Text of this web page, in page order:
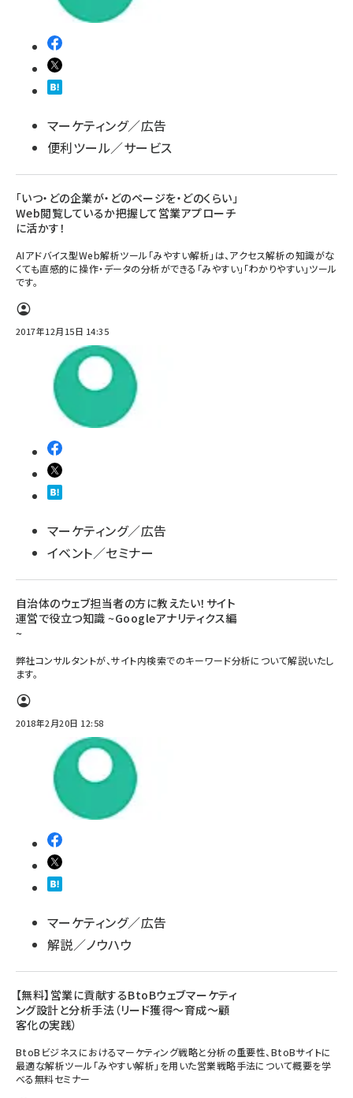
マーケティング／広告
便利ツール／サービス
「いつ・どの企業が・どのページを・どのくらい」
Web閲覧しているか把握して営業アプローチ
に活かす！
AIアドバイス型Web解析ツール「みやすい解析」は、アクセス解析の知識がな
くても直感的に操作・データの分析ができる「みやすい」「わかりやすい」ツール
です。
2017年12月15日 14:35
マーケティング／広告
イベント／セミナー
自治体のウェブ担当者の方に教えたい！サイト
運営で役立つ知識 ~Googleアナリティクス編
~
弊社コンサルタントが、サイト内検索でのキーワード分析について解説いたし
ます。
2018年2月20日 12:58
マーケティング／広告
解説／ノウハウ
【無料】営業に貢献するBtoBウェブマーケティ
ング設計と分析手法（リード獲得～育成～顧
客化の実践）
BtoBビジネスにおけるマーケティング戦略と分析の重要性、BtoBサイトに
最適な解析ツール「みやすい解析」を用いた営業戦略手法について概要を学
べる無料セミナー